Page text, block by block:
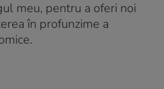
meu, pentru a oferi noi
în profunzime a